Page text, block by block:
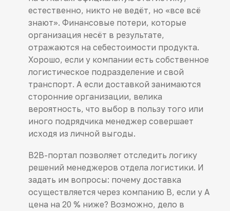
естественно, никто не ведёт, но «все всё
знают». Финансовые потери, которые
организация несёт в результате,
отражаются на себестоимости продукта.
Хорошо, если у компании есть собственное
логистическое подразделение и свой
транспорт. А если доставкой занимаются
сторонние организации, велика
вероятность, что выбор в пользу того или
иного подрядчика менеджер совершает
исходя из личной выгоды.
B2B-портал позволяет отследить логику
решений менеджеров отдела логистики. И
задать им вопросы: почему доставка
осуществляется через компанию B, если у A
цена на 20 % ниже? Возможно, дело в